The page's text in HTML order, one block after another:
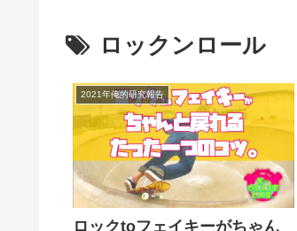
ロックンロール
2021年俺的研究報告
ロックtoフェイキーがちゃん